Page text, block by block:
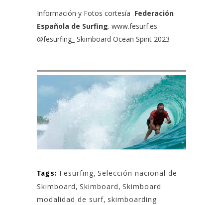
Información y Fotos cortesía Federación
Española de Surfing. www.fesurf.es
@fesurfing_ Skimboard Ocean Spirit 2023
Tags: Fesurfing, Selección nacional de
Skimboard, Skimboard, Skimboard
modalidad de surf, skimboarding